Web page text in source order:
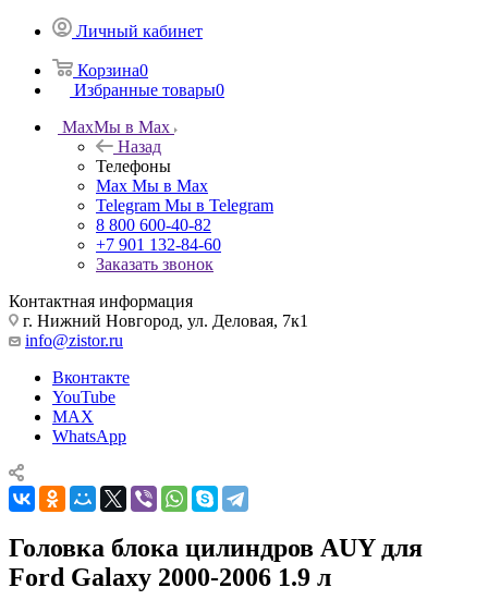
Личный кабинет
Корзина0
Избранные товары0
MaxМы в Max
Назад
Телефоны
Max Мы в Max
Telegram Мы в Telegram
8 800 600-40-82
+7 901 132-84-60
Заказать звонок
Контактная информация
г. Нижний Новгород, ул. Деловая, 7к1
info@zistor.ru
Вконтакте
YouTube
MAX
WhatsApp
Головка блока цилиндров AUY для
Ford Galaxy 2000-2006 1.9 л